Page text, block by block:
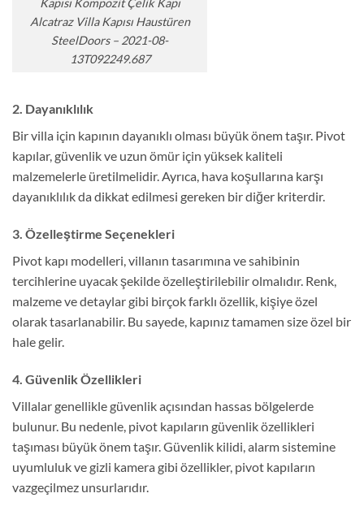
Alcatraz Villa Kapısı Haustüren
SteelDoors – 2021-08-
13T092249.687
2. Dayanıklılık
Bir villa için kapının dayanıklı olması büyük önem taşır. Pivot
kapılar, güvenlik ve uzun ömür için yüksek kaliteli
malzemelerle üretilmelidir. Ayrıca, hava koşullarına karşı
dayanıklılık da dikkat edilmesi gereken bir diğer kriterdir.
3. Özelleştirme Seçenekleri
Pivot kapı modelleri, villanın tasarımına ve sahibinin
tercihlerine uyacak şekilde özelleştirilebilir olmalıdır. Renk,
malzeme ve detaylar gibi birçok farklı özellik, kişiye özel
olarak tasarlanabilir. Bu sayede, kapınız tamamen size özel bir
hale gelir.
4. Güvenlik Özellikleri
Villalar genellikle güvenlik açısından hassas bölgelerde
bulunur. Bu nedenle, pivot kapıların güvenlik özellikleri
taşıması büyük önem taşır. Güvenlik kilidi, alarm sistemine
uyumluluk ve gizli kamera gibi özellikler, pivot kapıların
vazgeçilmez unsurlarıdır.